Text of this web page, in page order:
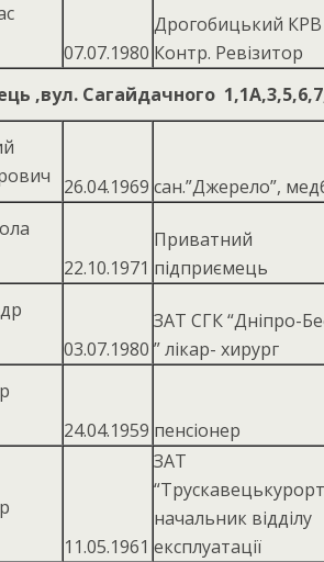
07.07.1980
Дрогобицький КРВ
Контр. Ревізитор
,вул. Сагайдачного
26.04.1969 сан.”Джерело”,
22.10.1971
Приватний
підприємець
03.07.1980
ЗАТ СГК “Дніпро-
” лікар- хирург
24.04.1959 пенсіонер
11.05.1961
ЗАТ
начальник відділу
експлуатації